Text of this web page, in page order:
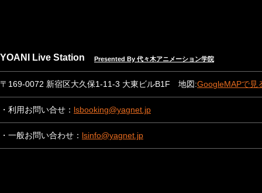
YOANI Live Station Presented By 代々木アニメーション学院
〒169-0072 新宿区大久保1-11-3 大東ビルB1F 地図:GoogleMAPで見
・利用お問い合せ： lsbooking@yagnet.jp
・一般お問い合わせ： lsinfo@yagnet.jp